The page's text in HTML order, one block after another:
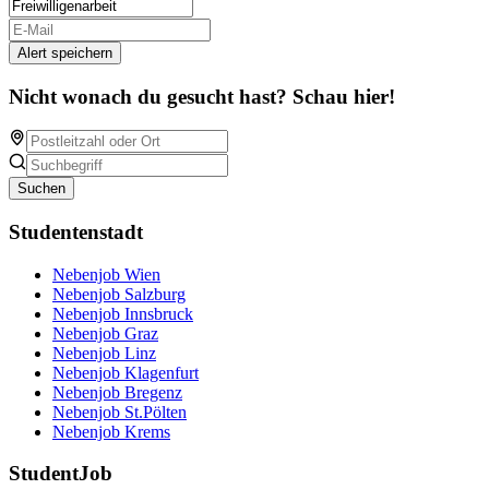
Alert speichern
Nicht wonach du gesucht hast? Schau hier!
Suchen
Studentenstadt
Nebenjob Wien
Nebenjob Salzburg
Nebenjob Innsbruck
Nebenjob Graz
Nebenjob Linz
Nebenjob Klagenfurt
Nebenjob Bregenz
Nebenjob St.Pölten
Nebenjob Krems
StudentJob